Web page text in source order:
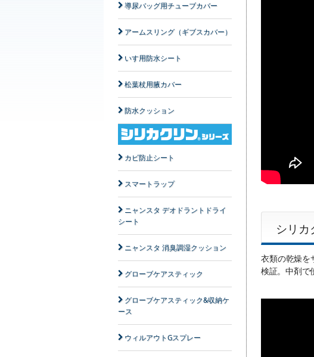
シリ
衣類の乾燥を
検証。中剤で
導尿バッグ用チューブカバー
アームスリング（ギブスカバー）
いす用防水シート
松葉杖用腋カバー
防水クッション
カビ防止シート
スマートラップ
ニャンスタ デオドラントドライ
シート
ニャンスタ 消臭調湿クッション
グローブケアスティック
グローブケアスティック&収納ケ
ース
ウィルアウトGスプレー